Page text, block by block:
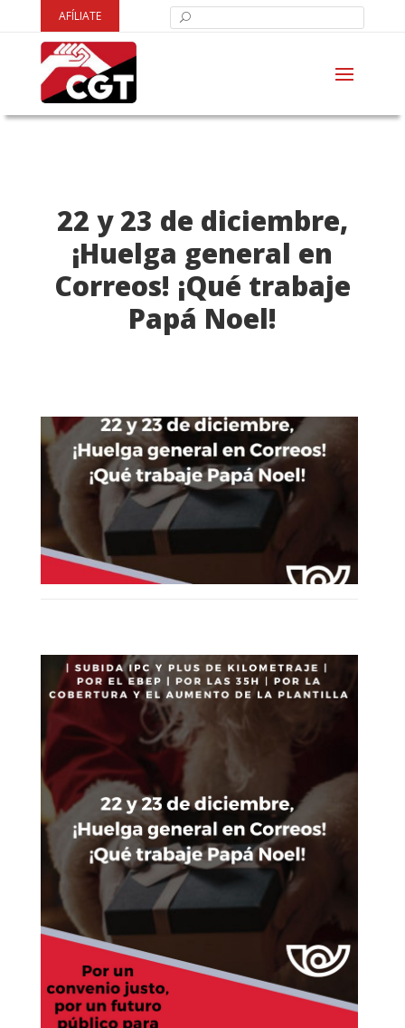
AFÍLIATE
22 y 23 de diciembre,
¡Huelga general en
Correos! ¡Qué trabaje
Papá Noel!